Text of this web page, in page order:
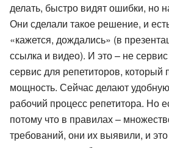
делать, быстро видят ошибки, но
Они сделали такое решение, и
«кажется, дождались» (в
ссылка и видео). И это – не
сервис для репетиторов,
мощность. Сейчас делают
рабочий процесс репетитора. Но
потому что в правилах –
требований, они их выявили, и